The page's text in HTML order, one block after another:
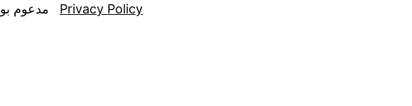
Privacy Policy مدعوم